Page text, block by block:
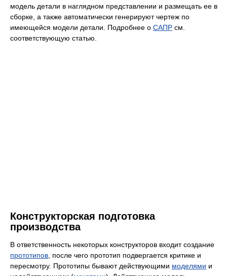
модель детали в наглядном представлении и размещать ее в
сборке, а также автоматически генерируют чертеж по
имеющейся модели детали. Подробнее о САПР см.
соответствующую статью.
Конструкторская подготовка
производства
В ответственность некоторых конструкторов входит создание
прототипов , после чего прототип подвергается критике и
пересмотру. Прототипы бывают действующими моделями и